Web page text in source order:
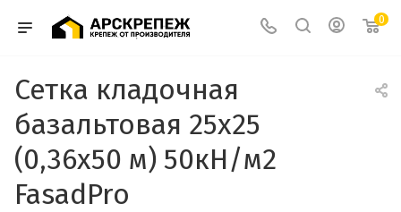
0
Сетка кладочная
базальтовая 25х25
(0,36х50 м) 50кН/м2
FasadPro